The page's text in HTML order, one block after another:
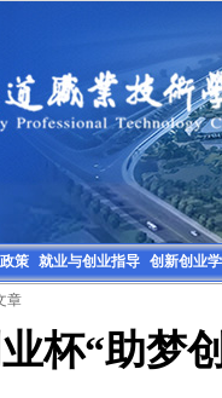
策 就业与创业指导 创新创业
章
杯“助梦